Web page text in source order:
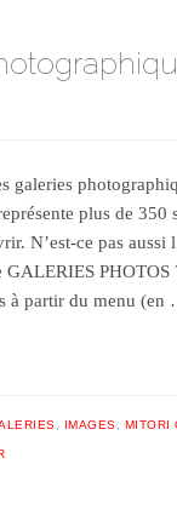
galeries
plus de
N’est-ce pas aussi
GALERIES PHOTOS
à partir du menu
IMAGES MITORI